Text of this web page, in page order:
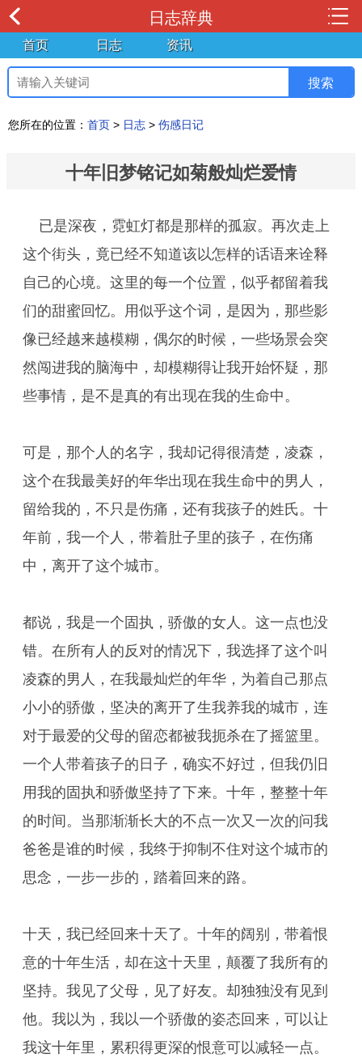
日志辞典
首页 日志 资讯
您所在的位置： 首页 > 日志 > 伤感日记
十年旧梦铭记如菊般灿烂爱情
已是深夜，霓虹灯都是那样的孤寂。再次走上
这个街头，竟已经不知道该以怎样的话语来诠释
自己的心境。这里的每一个位置，似乎都留着我
们的甜蜜回忆。用似乎这个词，是因为，那些影
像已经越来越模糊，偶尔的时候，一些场景会突
然闯进我的脑海中，却模糊得让我开始怀疑，那
些事情，是不是真的有出现在我的生命中。
可是，那个人的名字，我却记得很清楚，凌森，
这个在我最美好的年华出现在我生命中的男人，
留给我的，不只是伤痛，还有我孩子的姓氏。十
年前，我一个人，带着肚子里的孩子，在伤痛
中，离开了这个城市。
都说，我是一个固执，骄傲的女人。这一点也没
错。在所有人的反对的情况下，我选择了这个叫
凌森的男人，在我最灿烂的年华，为着自己那点
小小的骄傲，坚决的离开了生我养我的城市，连
对于最爱的父母的留恋都被我扼杀在了摇篮里。
一个人带着孩子的日子，确实不好过，但我仍旧
用我的固执和骄傲坚持了下来。十年，整整十年
的时间。当那渐渐长大的不点一次又一次的问我
爸爸是谁的时候，我终于抑制不住对这个城市的
思念，一步一步的，踏着回来的路。
十天，我已经回来十天了。十年的阔别，带着恨
意的十年生活，却在这十天里，颠覆了我所有的
坚持。我见了父母，见了好友。却独独没有见到
他。我以为，我以一个骄傲的姿态回来，可以让
我这十年里，累积得更深的恨意可以减轻一点。